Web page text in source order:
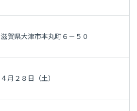
滋賀県大津市本丸町６－５０
４月２８日（土）